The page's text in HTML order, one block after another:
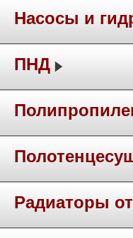
Насосы и
ПНД
Радиаторы